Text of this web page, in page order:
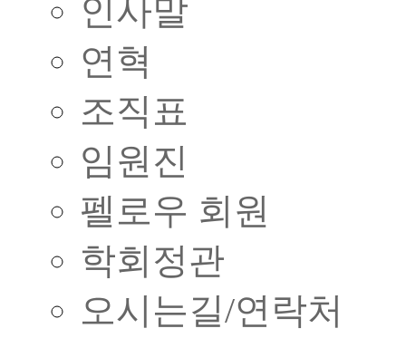
인사말
연혁
조직표
임원진
펠로우 회원
학회정관
오시는길/연락처